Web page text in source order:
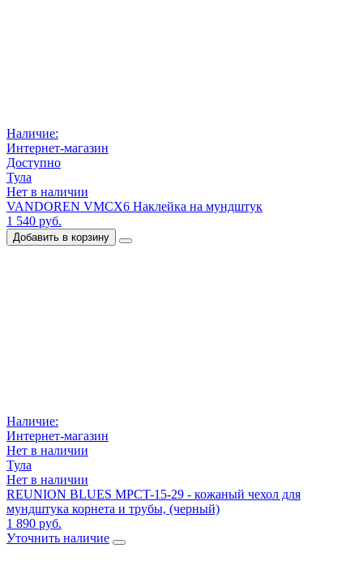
Наличие:
Интернет-магазин
Доступно
Тула
Нет в наличии
VANDOREN VMCX6 Наклейка на мундштук
1 540 руб.
Добавить в корзину
Наличие:
Интернет-магазин
Нет в наличии
Тула
Нет в наличии
REUNION BLUES MPCT-15-29 - кожаный чехол для
мундштука корнета и трубы, (черный)
1 890 руб.
Уточнить наличие